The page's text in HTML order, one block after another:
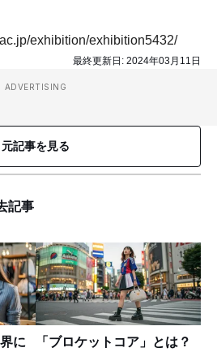
exhibition/exhibition5432/
最終更新日: 2024年03月11日
ADVERTISING
元記事を見る
記事
に
「ブロケットコア」とは？